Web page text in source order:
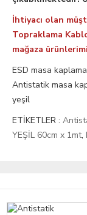
İhtiyacı olan
Topraklama
mağaza
ESD masa
Antistatik masa
yeşil
ETİKETLER :
YEŞİL 60cm x 1mt,